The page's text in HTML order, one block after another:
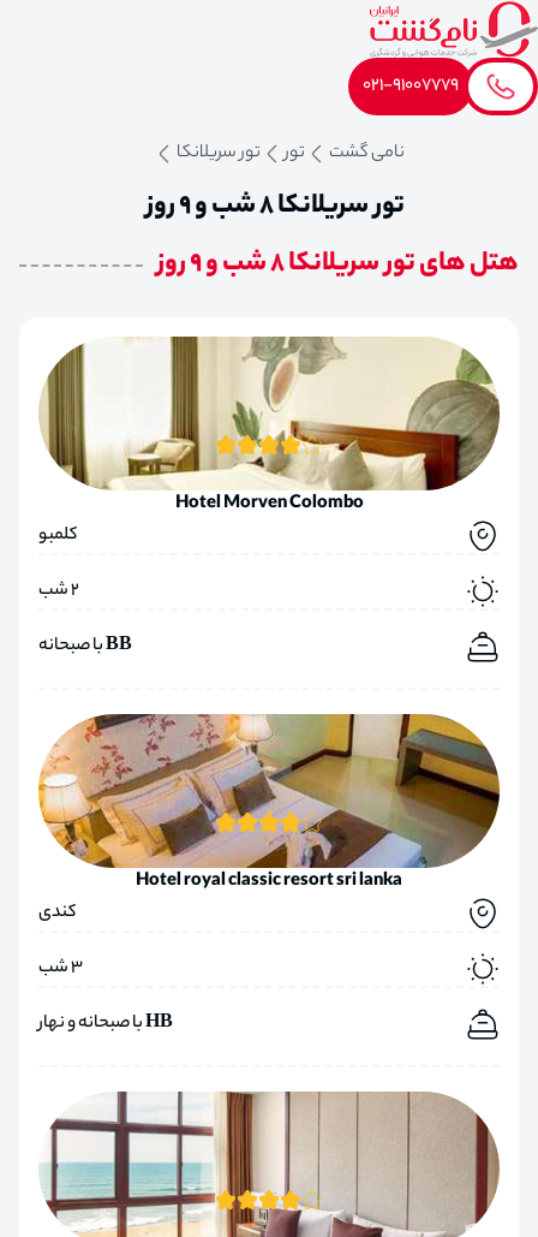
021-91007779
نامی گشت تور تور سریلانکا
تور سریلانکا 8 شب و 9 روز
هتل های تور سریلانکا 8 شب و 9 روز
Hotel Morven Colombo
کلمبو
2 شب
BB با صبحانه
Hotel royal classic resort sri lanka
کندی
3 شب
HB با صبحانه و نهار